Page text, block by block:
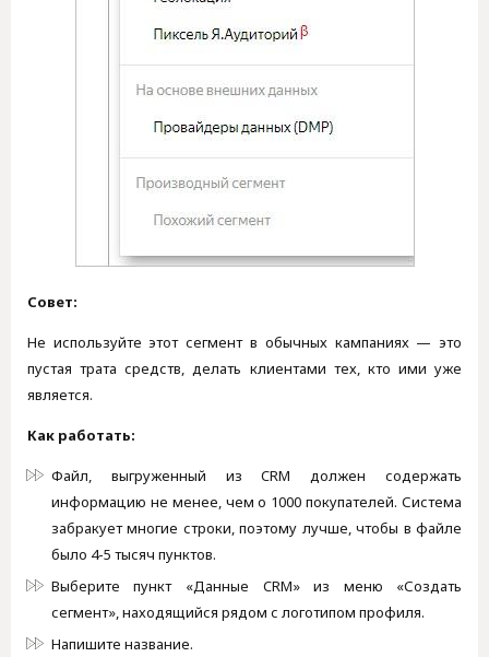
Совет:
Не используйте этот сегмент в обычных кампаниях — это
пустая трата средств, делать клиентами тех, кто ими уже
является.
Как работать:
Файл, выгруженный из CRM должен содержать
информацию не менее, чем о 1000 покупателей. Система
забракует многие строки, поэтому лучше, чтобы в файле
было 4-5 тысяч пунктов.
Выберите пункт «Данные CRM» из меню «Создать
сегмент», находящийся рядом с логотипом профиля.
Напишите название.